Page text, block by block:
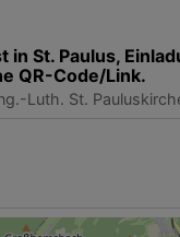
in St. Paulus,
QR-Code/Link.
Luth. St.